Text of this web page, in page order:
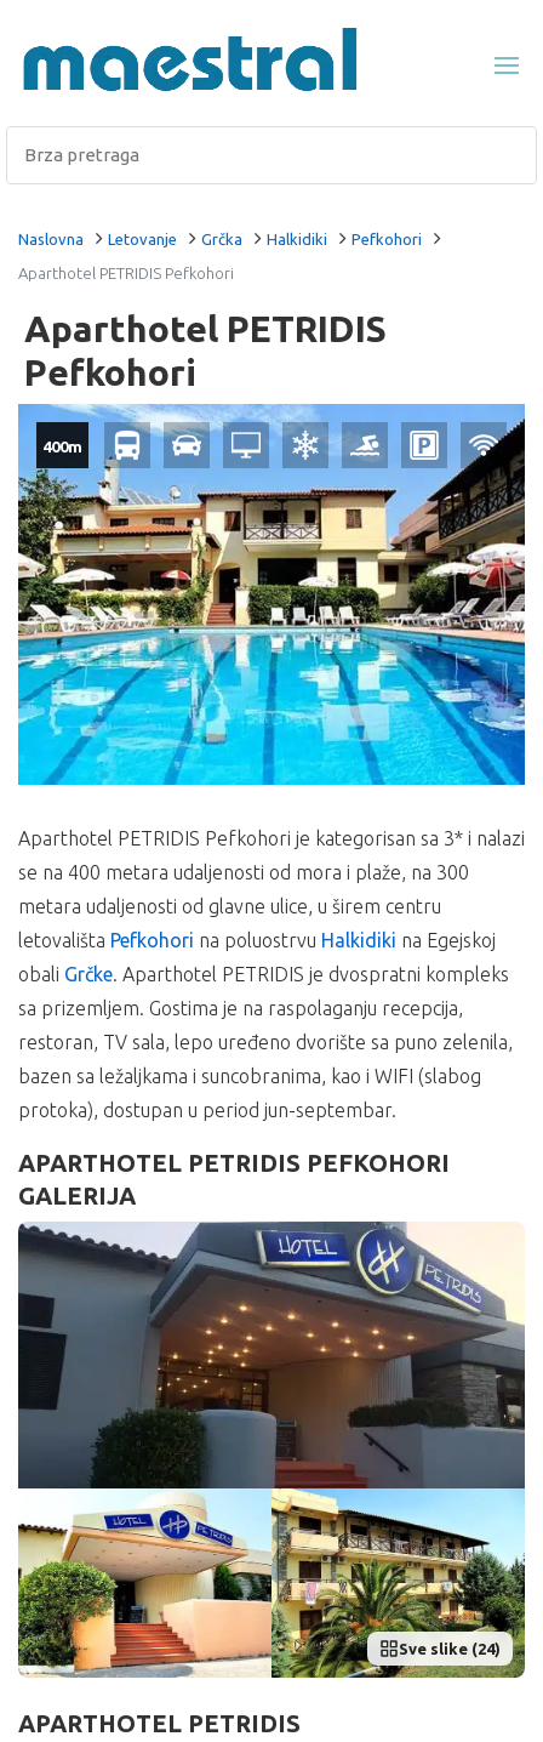
Naslovna Letovanje Grčka Halkidiki
Pefkohori
Aparthotel PETRIDIS Pefkohori
Aparthotel PETRIDIS
Pefkohori
400m
Aparthotel PETRIDIS Pefkohori je kategorisan sa 3* i nalazi
se na 400 metara udaljenosti od mora i plaže, na 300
metara udaljenosti od glavne ulice, u širem centru
letovališta Pefkohori na poluostrvu Halkidiki na Egejskoj
obali Grčke . Aparthotel PETRIDIS je dvospratni kompleks
sa prizemljem. Gostima je na raspolaganju recepcija,
restoran, TV sala, lepo uređeno dvorište sa puno zelenila,
bazen sa ležaljkama i suncobranima, kao i WIFI (slabog
protoka), dostupan u period jun-septembar.
APARTHOTEL PETRIDIS PEFKOHORI
GALERIJA
Sve slike (24)
APARTHOTEL PETRIDIS